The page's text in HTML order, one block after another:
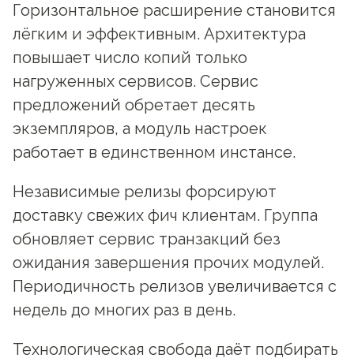
Горизонтальное расширение становится
лёгким и эффективным. Архитектура
повышает число копий только
нагруженных сервисов. Сервис
предложений обретает десять
экземпляров, а модуль настроек
работает в единственном инстансе.
Независимые релизы форсируют
доставку свежих фич клиентам. Группа
обновляет сервис транзакций без
ожидания завершения прочих модулей.
Периодичность релизов увеличивается с
недель до многих раз в день.
Технологическая свобода даёт подбирать